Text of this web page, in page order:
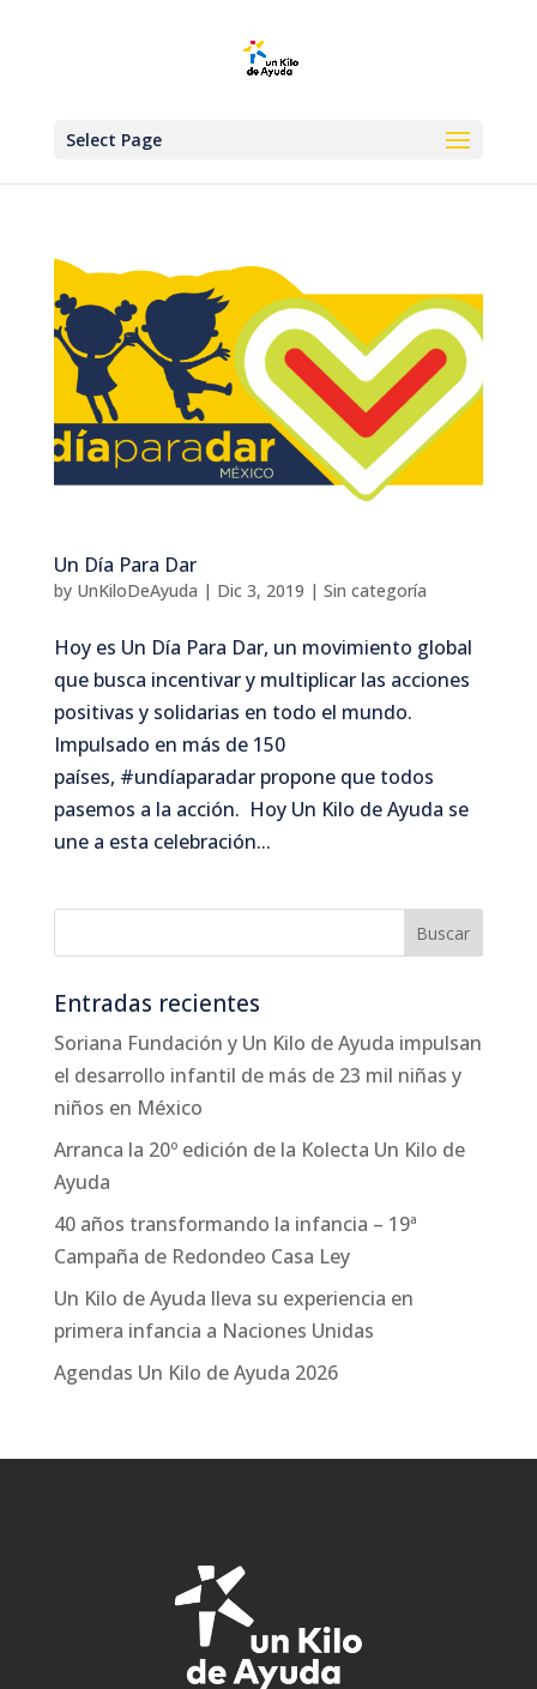
Select Page
Un Día Para Dar
by UnKiloDeAyuda | Dic 3, 2019 | Sin categoría
Hoy es Un Día Para Dar, un movimiento global
que busca incentivar y multiplicar las acciones
positivas y solidarias en todo el mundo.
Impulsado en más de 150
países, #undíaparadar propone que todos
pasemos a la acción. Hoy Un Kilo de Ayuda se
une a esta celebración...
Entradas recientes
Soriana Fundación y Un Kilo de Ayuda impulsan
el desarrollo infantil de más de 23 mil niñas y
niños en México
Arranca la 20º edición de la Kolecta Un Kilo de
Ayuda
40 años transformando la infancia – 19ª
Campaña de Redondeo Casa Ley
Un Kilo de Ayuda lleva su experiencia en
primera infancia a Naciones Unidas
Agendas Un Kilo de Ayuda 2026